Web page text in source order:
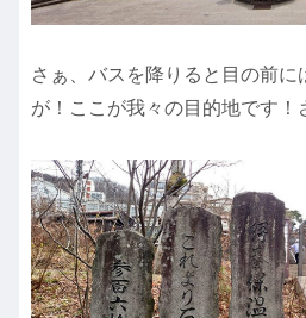
さぁ、バスを降りると目の前
が！ここが我々の目的地です！